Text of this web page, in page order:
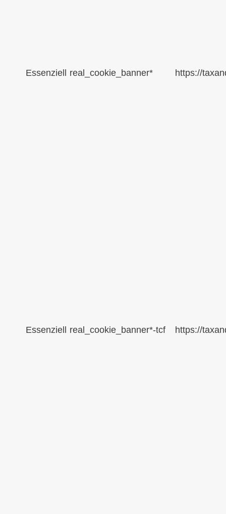
Essenziell real_cookie_banner* https://
Essenziell real_cookie_banner*-tcf https://